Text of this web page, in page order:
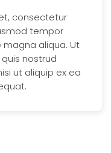
consectetur
tempor
aliqua. Ut
nostrud
ut aliquip ex ea